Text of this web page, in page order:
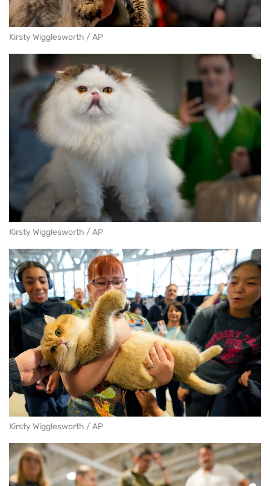
Kirsty Wigglesworth / AP
Kirsty Wigglesworth / AP
Kirsty Wigglesworth / AP